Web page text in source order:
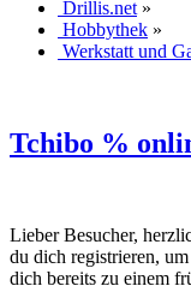
Drillis.net »
Hobbythek »
Werkstatt und
Tchibo %
Lieber Besucher,
du dich registrieren,
dich bereits zu einem